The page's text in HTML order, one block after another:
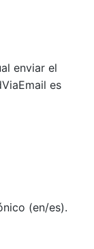
enviar el
es
(en/es).